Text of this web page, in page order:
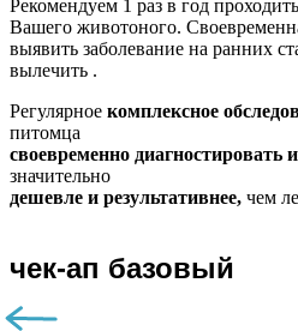
Рекомендуем 1 раз в год
Вашего животоного.
выявить заболевание на ранних
вылечить .
Регулярное комплексное
питомца
своевременно диагностировать
значительно
дешевле и результативнее, чем
чек-ап базовый